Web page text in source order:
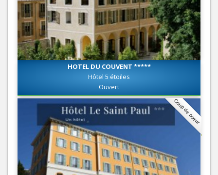
HOTEL DU COUVENT *****
Hôtel 5 étoiles
Ouvert
Coup de coeur